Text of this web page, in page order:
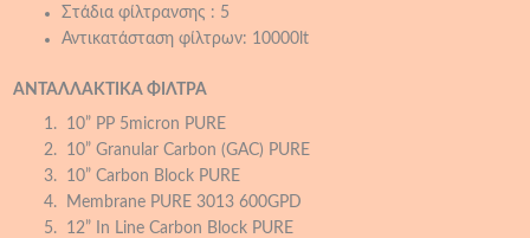
Στάδια φίλτρανσης : 5
Αντικατάσταση φίλτρων: 10000lt
ΑΝΤΑΛΛΑΚΤΙΚΑ ΦΙΛΤΡΑ
10” PP 5micron PURE
10” Granular Carbon (GAC) PURE
10” Carbon Block PURE
Membrane PURE 3013 600GPD
12” In Line Carbon Block PURE